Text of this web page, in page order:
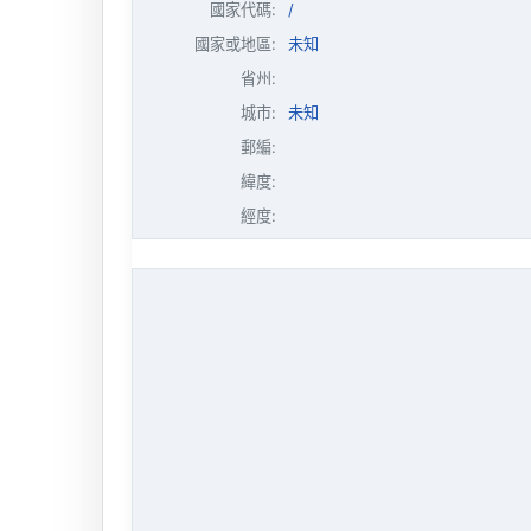
國家代碼:
/
國家或地區:
未知
省州:
城市:
未知
郵編:
緯度:
經度: